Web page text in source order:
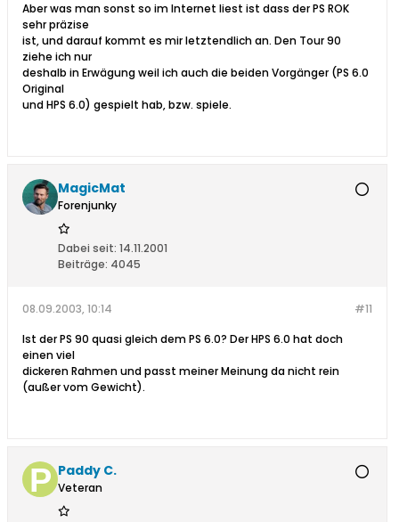
Aber was man sonst so im Internet liest ist dass der PS ROK
sehr präzise
ist, und darauf kommt es mir letztendlich an. Den Tour 90
ziehe ich nur
deshalb in Erwägung weil ich auch die beiden Vorgänger (PS 6.0
Original
und HPS 6.0) gespielt hab, bzw. spiele.
MagicMat
Forenjunky
Dabei seit: 14.11.2001
Beiträge: 4045
#11
08.09.2003, 10:14
Ist der PS 90 quasi gleich dem PS 6.0? Der HPS 6.0 hat doch
einen viel
dickeren Rahmen und passt meiner Meinung da nicht rein
(außer vom Gewicht).
Paddy C.
Veteran